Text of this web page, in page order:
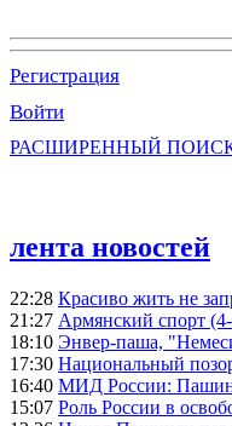
Регистрация
Войти
РАСШИРЕННЫЙ
лента новостей
22:28 Красиво жить не
21:27 Армянский спорт
18:10 Энвер-паша,
17:30 Национальный
16:40 МИД России:
15:07 Роль России в